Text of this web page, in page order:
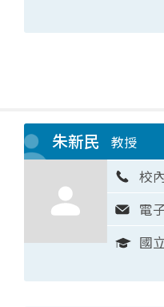
朱新民 教授
校
電
國